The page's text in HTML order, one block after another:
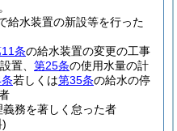
給水装置の新設等を行った
条の給水装置の変更の工事
置、 第25条の使用水量の計
若しくは第35条の給水の停
務を著しく怠った者
)